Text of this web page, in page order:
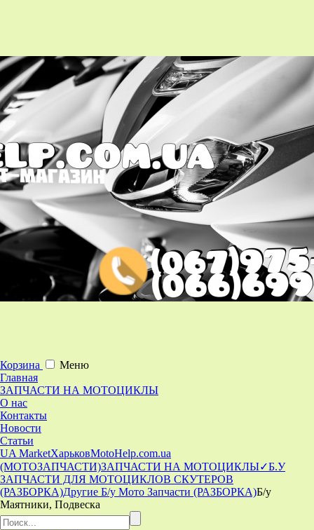
Корзина
Меню
Главная
ЗАПЧАСТИ НА МОТОЦИКЛЫ
О нас
Контакты
Новости
Статьи
UA MarketХарьковMotoHelp.com.ua
(МОТОЗАПЧАСТИ)ЗАПЧАСТИ НА МОТОЦИКЛЫ✓Б.У
ЗАПЧАСТИ ДЛЯ МОТОЦИКЛОВ СКУТЕРОВ
(РАЗБОРКА)Другие Б/у Мото Запчасти (РАЗБОРКА)Б/у
Маятники, Подвеска